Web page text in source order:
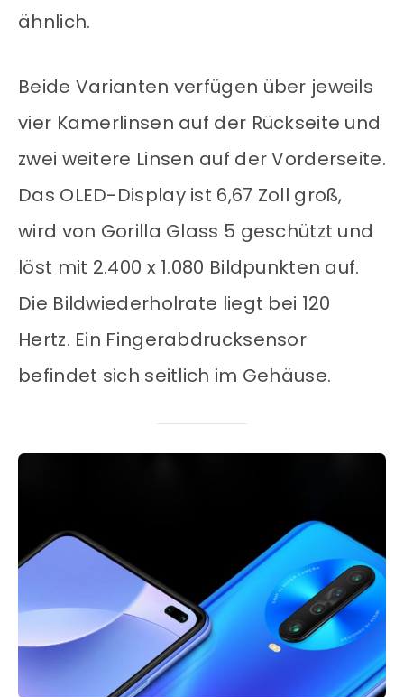
ähnlich.
Beide Varianten verfügen über jeweils
vier Kamerlinsen auf der Rückseite und
zwei weitere Linsen auf der Vorderseite.
Das OLED-Display ist 6,67 Zoll groß,
wird von Gorilla Glass 5 geschützt und
löst mit 2.400 x 1.080 Bildpunkten auf.
Die Bildwiederholrate liegt bei 120
Hertz. Ein Fingerabdrucksensor
befindet sich seitlich im Gehäuse.